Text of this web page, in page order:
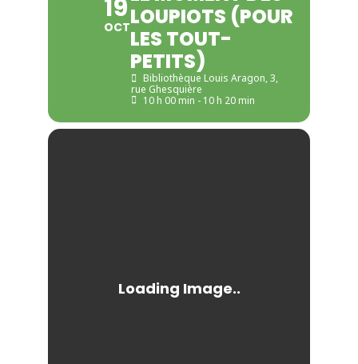
19
OCTLOUPIOTS (POUR
LES TOUT-
PETITS)
Bibliothèque Louis Aragon, 3,
rue Ghesquière
10 h 00 min - 10 h 20 min